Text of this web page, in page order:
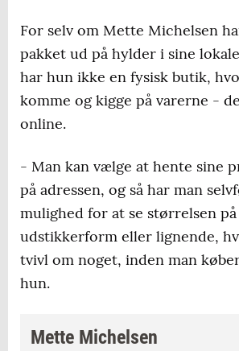
For selv om Mette Michelsen
pakket ud på hylder i sine
har hun ikke en fysisk butik,
komme og kigge på varerne -
online.
- Man kan vælge at hente sine
på adressen, og så har man
mulighed for at se størrelsen
udstikkerform eller lignende,
tvivl om noget, inden man
hun.
Mette Michelsen